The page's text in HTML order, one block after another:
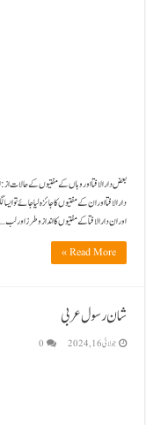
بعض دارالافتا اور وہاں کے مفتیوں کے حالات
دارالافتا اور ان کے مفتیوں کا جائزہ لیا جائے تو
اور ان دارالافتا کے مفتیوں کا انداز و طرز اور لب …
Read More »
شان رسول عربی
جولائی 16, 2024 0